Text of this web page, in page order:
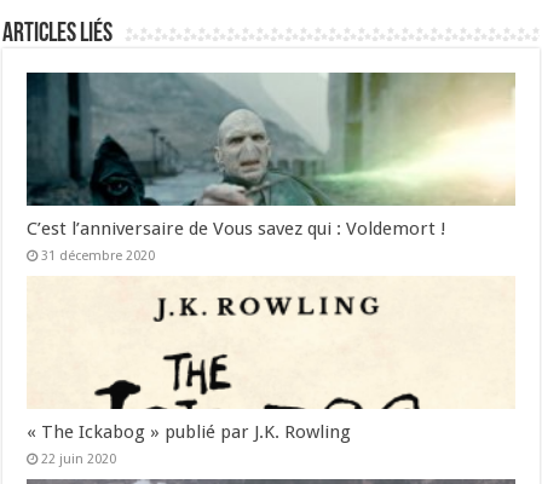
Articles liés
C’est l’anniversaire de Vous savez qui : Voldemort !
31 décembre 2020
« The Ickabog » publié par J.K. Rowling
22 juin 2020